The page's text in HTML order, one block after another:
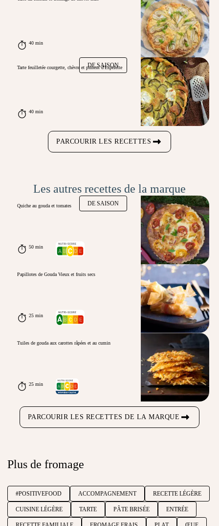
40 min
DE SAISON
Tarte feuilletée courgette, chèvre et piment d'Espelette
40 min
PARCOURIR LES RECETTES
Les autres recettes de la marque
DE SAISON
Quiche au gouda et tomates
50 min
Papillotes de Gouda Vieux et fruits secs
25 min
Tuiles de gouda aux carottes râpées et au cumin
25 min
PARCOURIR LES RECETTES DE LA MARQUE
Plus de fromage
#POSITIVEFOOD ACCOMPAGNEMENT RECETTE LÉGÈRE
CUISINE LÉGÈRE TARTE PÂTE BRISÉE ENTRÉE